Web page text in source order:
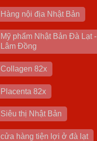
Hàng nội địa Nhật Bản
Mỹ phẩm Nhật Bản Đà Lạt -
Lâm Đồng
Collagen 82x
Placenta 82x
Siêu thị Nhật Bản
cửa hàng tiện lợi ở đà lạt